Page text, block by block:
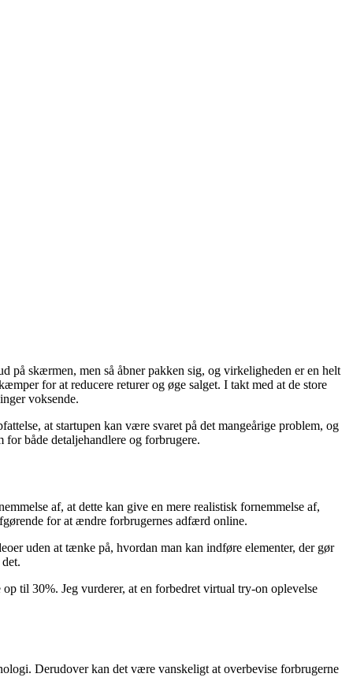
på skærmen, men så åbner pakken sig, og virkeligheden er en helt
for at reducere returer og øge salget. I takt med at de store
voksende.
at startupen kan være svaret på det mangeårige problem, og
både detaljehandlere og forbrugere.
af, at dette kan give en mere realistisk fornemmelse af,
for at ændre forbrugernes adfærd online.
uden at tænke på, hvordan man kan indføre elementer, der gør
til 30%. Jeg vurderer, at en forbedret virtual try-on oplevelse
Derudover kan det være vanskeligt at overbevise forbrugerne